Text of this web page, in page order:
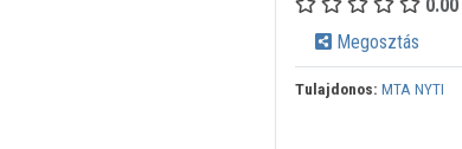
0.00
Megosztás
Tulajdonos: MTA NYTI